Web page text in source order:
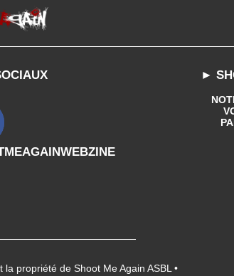
►
propriété de Shoot Me Again ASBL •